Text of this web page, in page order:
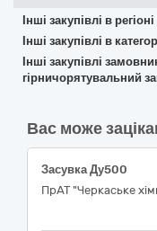
Інші закупівлі в
Інші закупівлі в
Інші закупівлі
гірничорятувальний
Вас може
Засувка Ду500
ПрАТ "Черкаське